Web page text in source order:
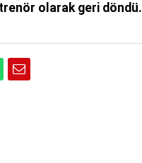
olarak geri döndü.